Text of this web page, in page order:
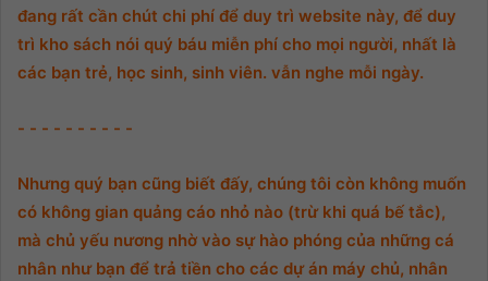
đang rất cần chút chi phí để duy trì website này, để duy
trì kho sách nói quý báu miễn phí cho mọi người, nhất là
các bạn trẻ, học sinh, sinh viên. vẫn nghe mỗi ngày.
- - - - - - - - - -
Nhưng quý bạn cũng biết đấy, chúng tôi còn không muốn
có không gian quảng cáo nhỏ nào (trừ khi quá bế tắc),
mà chủ yếu nương nhờ vào sự hào phóng của những cá
nhân như bạn để trả tiền cho các dự án máy chủ, nhân